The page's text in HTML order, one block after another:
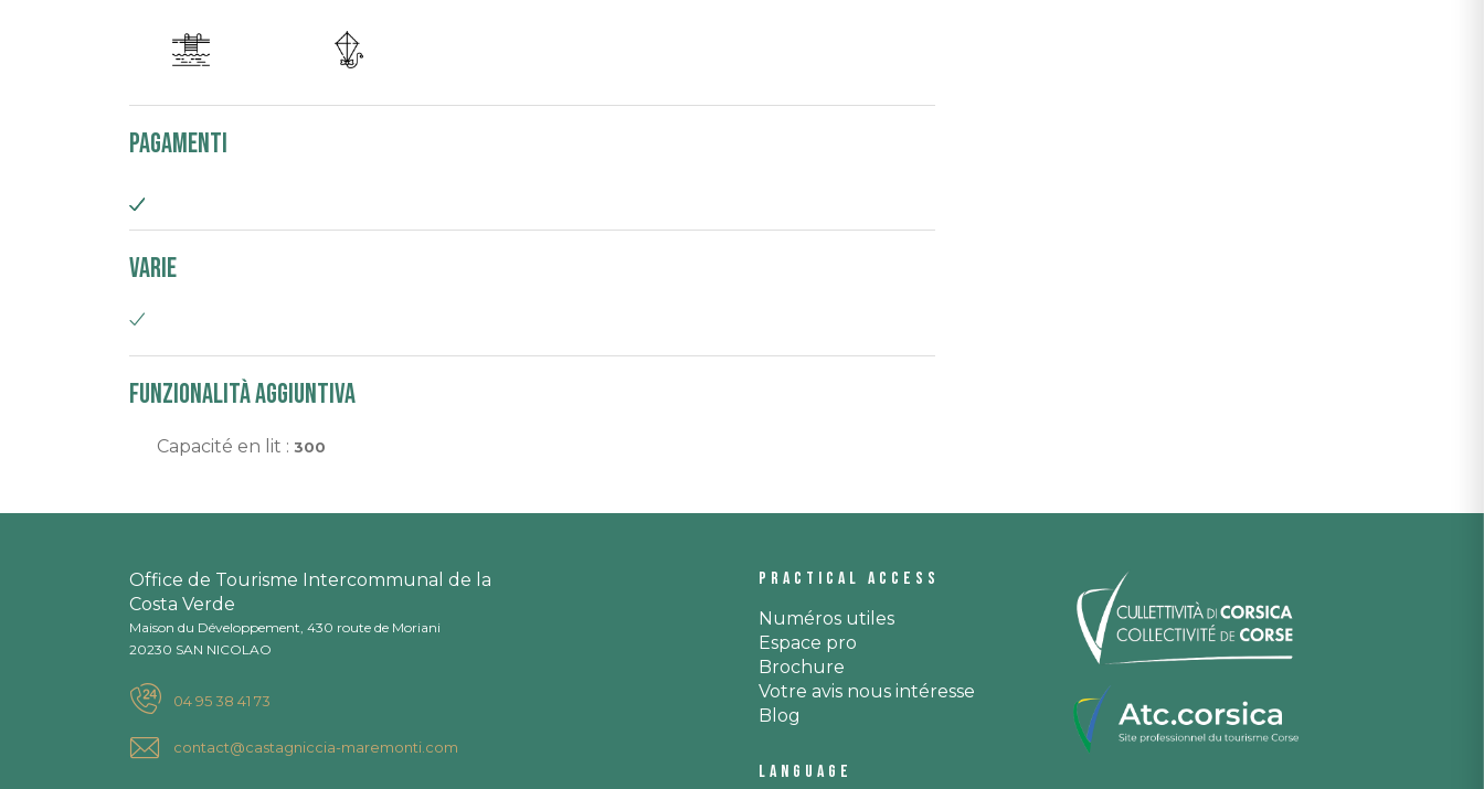
Pagamenti
Varie
Funzionalità aggiuntiva
Capacité en lit : 300
Office de Tourisme Intercommunal de la
Costa Verde
Maison du Développement, 430 route de Moriani
20230 SAN NICOLAO
04 95 38 41 73
contact@castagniccia-maremonti.com
Practical access
Numéros utiles
Espace pro
Brochure
Votre avis nous intéresse
Blog
Language